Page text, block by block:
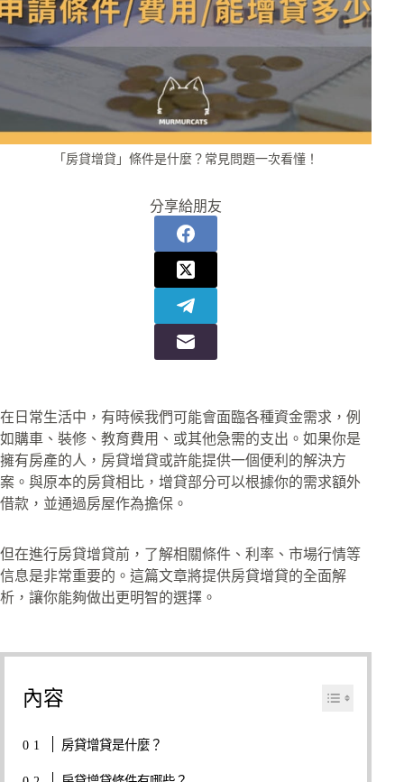
「房貸增貸」條件是什麼？常見問題一次看懂！
分享給朋友
在日常生活中，有時候我們可能會面臨各種資金需求，例
如購車、裝修、教育費用、或其他急需的支出。如果你是
擁有房產的人，房貸增貸或許能提供一個便利的解決方
案。與原本的房貸相比，增貸部分可以根據你的需求額外
借款，並通過房屋作為擔保。
但在進行房貸增貸前，了解相關條件、利率、市場行情等
信息是非常重要的。這篇文章將提供房貸增貸的全面解
析，讓你能夠做出更明智的選擇。
內容
房貸增貸是什麼？